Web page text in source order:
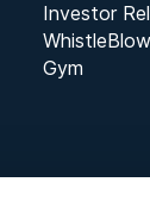
Investor
Gym